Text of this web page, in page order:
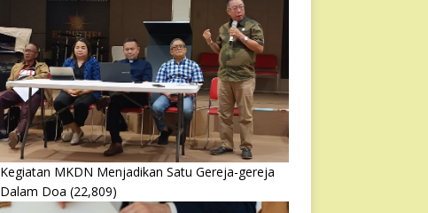
Kegiatan MKDN Menjadikan Satu Gereja-gereja
Dalam Doa (22,809)